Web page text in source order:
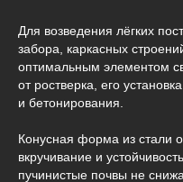
Для возведения лёгких
забора, каркасных
оптимальным элементом
от ростверка, его
и бетонирования.
Конусная форма из стали
вкручивание и
пучинистые почвы не